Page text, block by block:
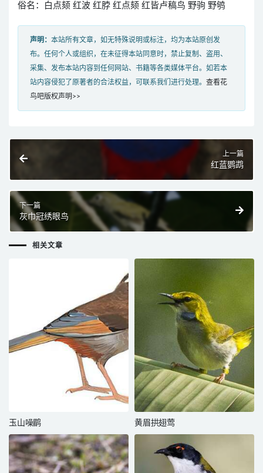
俗名：白点颏 红波 红脖 红点颏 红皆卢稿鸟 野驹 野鸲
声明： 本站所有文章，如无特殊说明或标注，均为本站原创发
布。任何个人或组织，在未征得本站同意时，禁止复制、盗用、
采集、发布本站内容到任何网站、书籍等各类媒体平台。如若本
站内容侵犯了原著者的合法权益，可联系我们进行处理。 查看花
鸟吧版权声明>>
上一篇
红蓝鹦鹉
下一篇
灰巾冠绣眼鸟
相关文章
玉山噪鹛 黄眉拱翅莺